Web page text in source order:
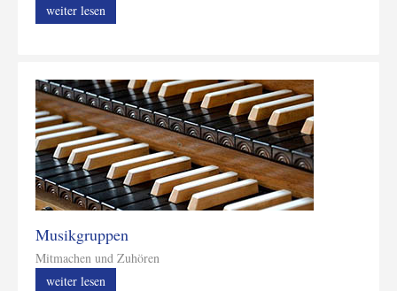
weiter lesen
Musikgruppen
Mitmachen und Zuhören
weiter lesen